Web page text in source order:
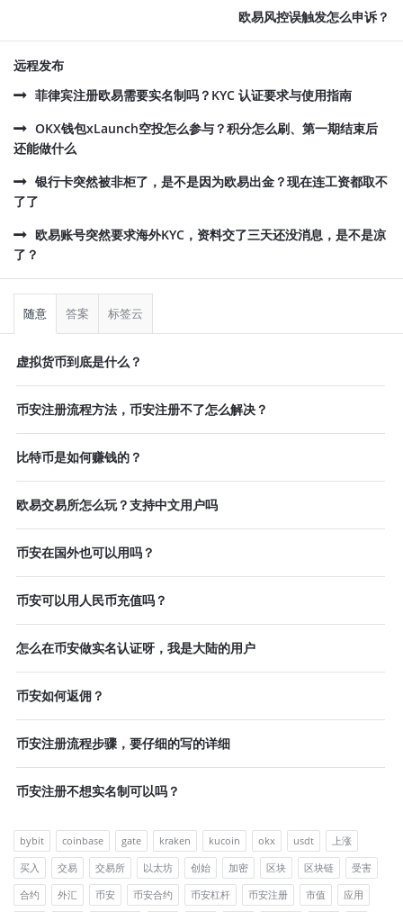
欧易风控误触发怎么申诉？
远程发布
菲律宾注册欧易需要实名制吗？KYC 认证要求与使用指南
OKX钱包xLaunch空投怎么参与？积分怎么刷、第一期结束后
还能做什么
银行卡突然被非柜了，是不是因为欧易出金？现在连工资都取不
了了
欧易账号突然要求海外KYC，资料交了三天还没消息，是不是凉
了？
侧
随意 答案 标签云
虚拟货币到底是什么？
币安注册流程方法，币安注册不了怎么解决？
比特币是如何赚钱的？
欧易交易所怎么玩？支持中文用户吗
币安在国外也可以用吗？
币安可以用人民币充值吗？
怎么在币安做实名认证呀，我是大陆的用户
币安如何返佣？
币安注册流程步骤，要仔细的写的详细
币安注册不想实名制可以吗？
bybit coinbase gate kraken kucoin okx usdt
上涨
买入
交易 交易所 以太坊 创始 加密 区块 区块链
受害
合约
外汇 币安 币安合约 币安杠杆 币安注册 市值 应用